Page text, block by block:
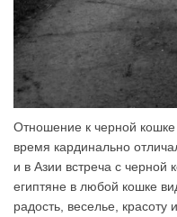
Отношение к черной
время кардинально
и в Азии встреча с черной
египтяне в любой кошке
радость, веселье, красоту